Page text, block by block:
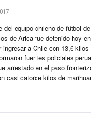
del equipo chileno de fútbol
de Arica fue detenido hoy
ingresar a Chile con 13,6 kilos
fuentes policiales
arrestado en el paso
casi catorce kilos de